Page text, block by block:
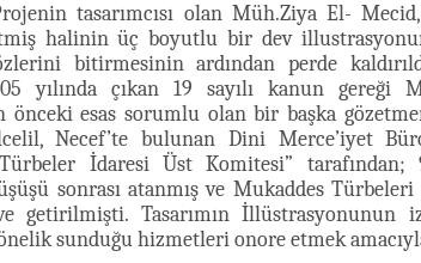
tasarımcısı olan Müh.Ziya El-
halinin üç boyutlu bir dev
bitirmesinin ardından perde
yılında çıkan 19 sayılı kanun gereği
önceki esas sorumlu olan bir başka
Necef’te bulunan Dini Merce’iyet
İdaresi Üst Komitesi”
sonrası atanmış ve Mukaddes
getirilmişti. Tasarımın İllüstrasyonunun
sunduğu hizmetleri onore etmek